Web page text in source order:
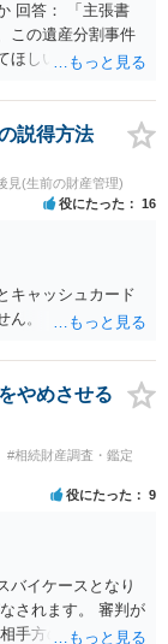
回答： 「主張書
この遺産分割事件
ほしいと思う、亡
い事情に関連して
提出できます。も
、「非開示の希
す。 ご質問：書
んが申立書の「申
対して意見があれ
由」のところに、
合いが出来ない／
さん間の事情やい
から見てそれは違
える事情があれば
金を援助してもら
むことだと考えま
裁判所や調停委員
説得方法
見(生前の財産管理)
役にたった 16
キャッシュカード
。
やめさせる
#相続財産調査・鑑定
役にたった 9
バイケースとなり
されます。 審判が
手方の連絡が迷惑